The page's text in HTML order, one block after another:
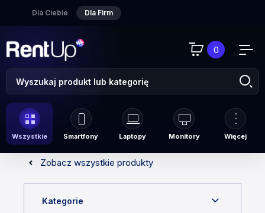
Dla Ciebie Dla Firm
0
Wszystkie Smartfony Laptopy Monitory Więcej
Zobacz wszystkie produkty
Kategorie